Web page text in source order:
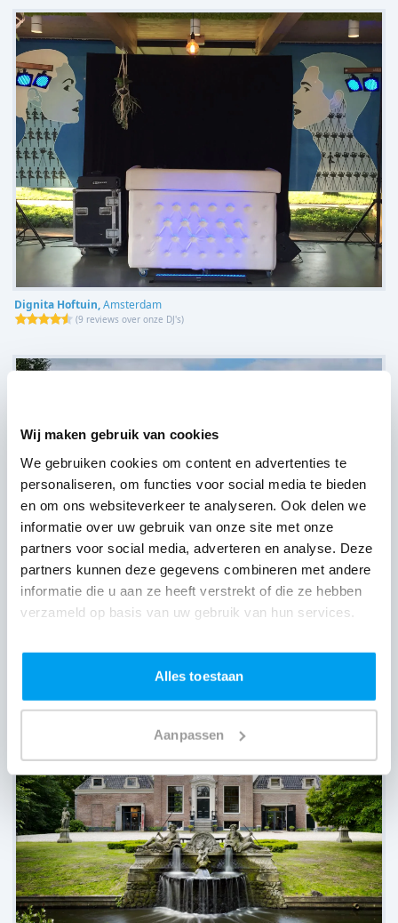
Wij maken gebruik van cookies
We gebruiken cookies om content en advertenties te
personaliseren, om functies voor social media te bieden
en om ons websiteverkeer te analyseren. Ook delen we
informatie over uw gebruik van onze site met onze
partners voor social media, adverteren en analyse. Deze
partners kunnen deze gegevens combineren met andere
informatie die u aan ze heeft verstrekt of die ze hebben
verzameld op basis van uw gebruik van hun services.
Alles toestaan
Aanpassen
Dignita Hoftuin,Amsterdam
(9 reviews over onze DJ's)
Camping Zeeburg,Amsterdam